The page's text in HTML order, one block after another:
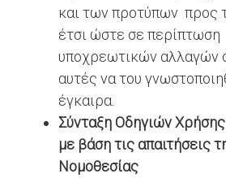
και των προτύπων προς
έτσι ώστε σε περίπτωση
υποχρεωτικών αλλαγών
αυτές να του
έγκαιρα.
Σύνταξη Οδηγιών
με βάση τις απαιτήσεις
Νομοθεσίας